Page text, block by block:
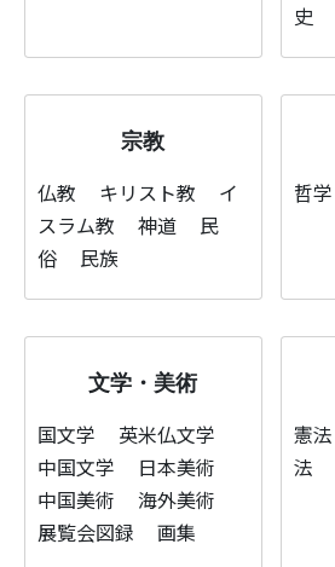
史
宗教
仏教 キリスト教
イ
スラム教
神道
民
俗
民族
哲学
文学・美術
国文学
英米仏文学
中国文学
日本美術
中国美術
海外美術
展覧会図録
画集
憲法
法